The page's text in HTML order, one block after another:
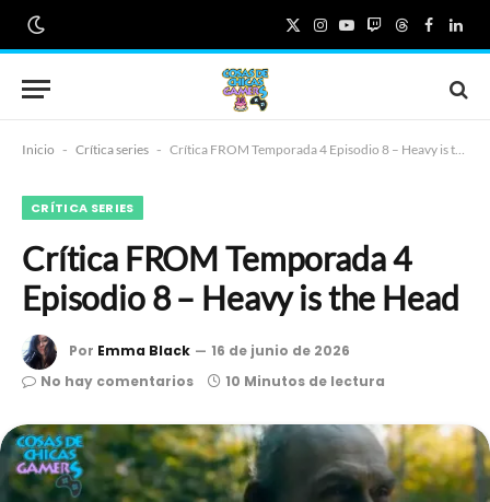
X
(Twitter)
Instagram
YouTube
TwitchThreads
Inicio - Crítica series - Crítica FROM Temporada 4 Episodio 8 – Heavy is the Head
CRÍTICA SERIES
Crítica FROM Temporada 4
Episodio 8 – Heavy is the Head
Por Emma Black
16 de junio de 2026
No hay comentarios
10 Minutos de lectura